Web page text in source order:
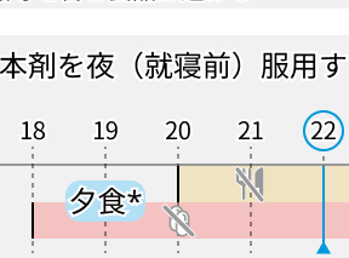
ATGによる肝機能障害がないこと
できるだけ早期から併用することが推
従って､ Day15又はDay1にEPAGを開始
画像を載せたがこの限りではない.
を避けて空腹時に内服
ミネラルサプリメント､ 多価陽イオン